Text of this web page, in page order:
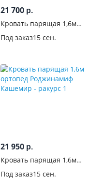
21 700 р.
Кровать парящая 1,6м
Графит
Под заказ15 сен.
21 950 р.
Кровать парящая 1,6м
Кашемир
Под заказ15 сен.